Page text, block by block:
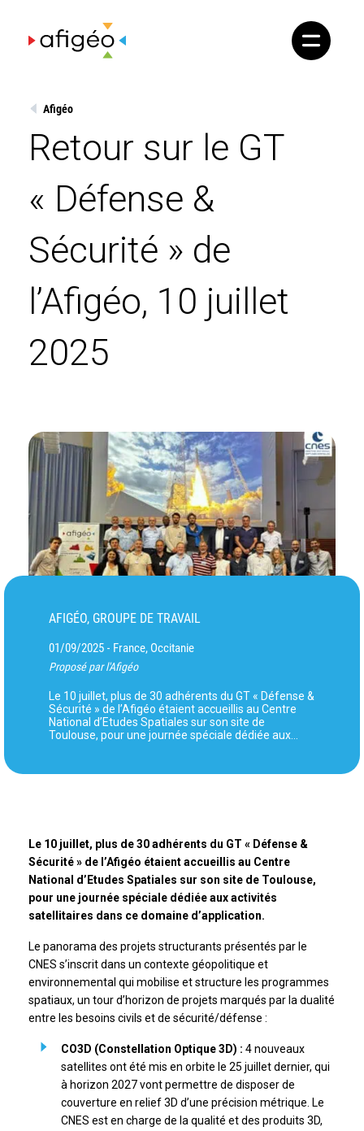
content
Afigéo
Retour sur le GT
« Défense &
Sécurité » de
l’Afigéo, 10 juillet
2025
AFIGÉO, GROUPE DE TRAVAIL
01/09/2025 - France, Occitanie
Proposé par l'Afigéo
Le 10 juillet, plus de 30 adhérents du GT « Défense &
Sécurité » de l’Afigéo étaient accueillis au Centre
National d’Etudes Spatiales sur son site de
Toulouse, pour une journée spéciale dédiée aux…
Le 10 juillet, plus de 30 adhérents du GT « Défense &
Sécurité » de l’Afigéo étaient accueillis au Centre
National d’Etudes Spatiales sur son site de Toulouse,
pour une journée spéciale dédiée aux activités
satellitaires dans ce domaine d’application.
Le panorama des projets structurants présentés par le
CNES s’inscrit dans un contexte géopolitique et
environnemental qui mobilise et structure les programmes
spatiaux, un tour d’horizon de projets marqués par la dualité
entre les besoins civils et de sécurité/défense :
CO3D (Constellation Optique 3D) : 4 nouveaux
satellites ont été mis en orbite le 25 juillet dernier, qui
à horizon 2027 vont permettre de disposer de
couverture en relief 3D d’une précision métrique. Le
CNES est en charge de la qualité et des produits 3D,